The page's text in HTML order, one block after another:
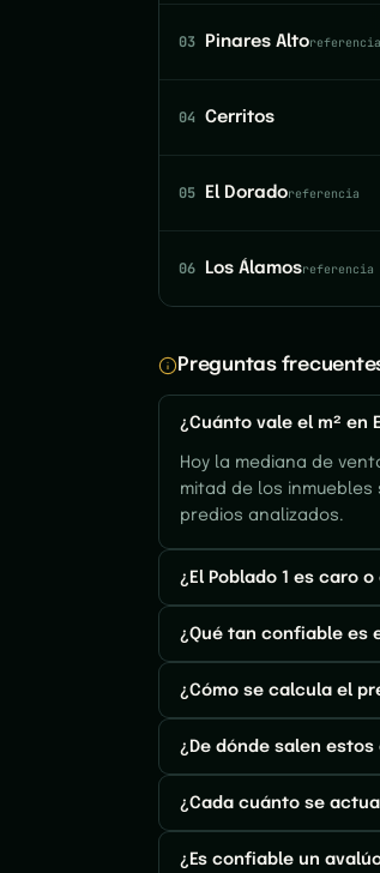
03 Pinares Altoreferencia
04 Cerritos
05 El Doradoreferencia
06 Los Álamosreferencia
Preguntas
¿Cuánto vale el m² en
Hoy la mediana de
mitad de los inmuebles
predios analizados.
¿El Poblado 1 es caro
¿Qué tan confiable es
¿Cómo se calcula el
¿De dónde salen estos
¿Cada cuánto se
¿Es confiable un